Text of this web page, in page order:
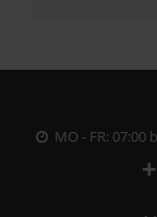
MO - FR: 07:00